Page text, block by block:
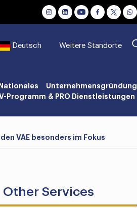
Deutsch Weitere Standorte
Nationales
Programm
Unternehmensgründung
& PRO Dienstleistungen
VAE besonders im Fokus
Other Services